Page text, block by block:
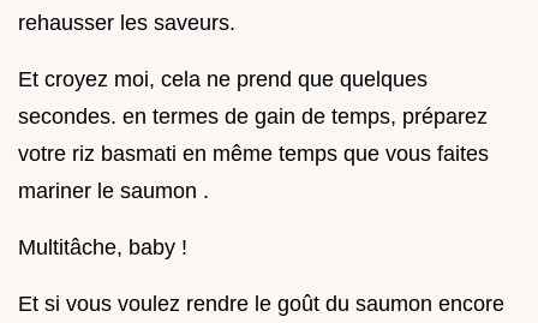
rehausser les saveurs.
Et croyez moi, cela ne prend que quelques
secondes. en termes de gain de temps, préparez
votre riz basmati en même temps que vous faites
mariner le saumon .
Multitâche, baby !
Et si vous voulez rendre le goût du saumon encore